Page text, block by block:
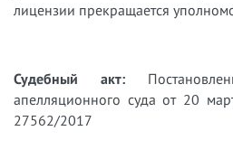
лицензии прекращается
Судебный акт:
апелляционного суда от 20
27562/2017